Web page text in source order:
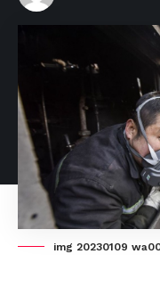
img 20230109